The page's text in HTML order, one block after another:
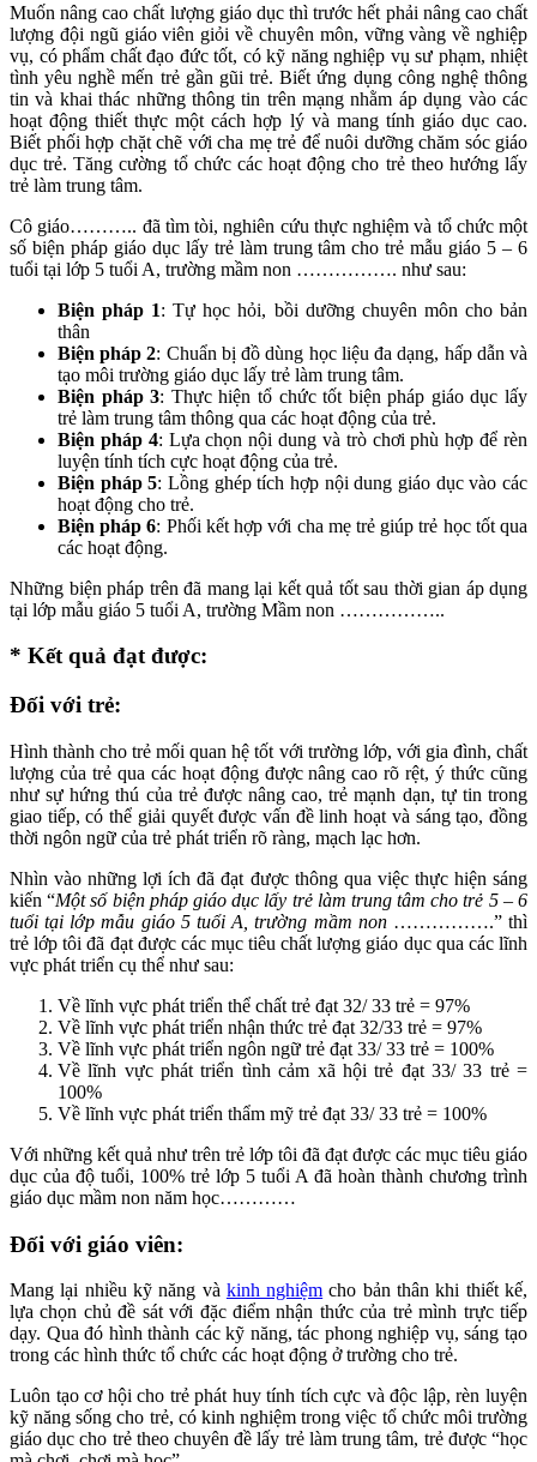
Muốn nâng cao chất lượng giáo dục thì trước hết phải nâng cao chất
lượng đội ngũ giáo viên giỏi về chuyên môn, vững vàng về nghiệp
vụ, có phẩm chất đạo đức tốt, có kỹ năng nghiệp vụ sư phạm, nhiệt
tình yêu nghề mến trẻ gần gũi trẻ. Biết ứng dụng công nghệ thông
tin và khai thác những thông tin trên mạng nhằm áp dụng vào các
hoạt động thiết thực một cách hợp lý và mang tính giáo dục cao.
Biết phối hợp chặt chẽ với cha mẹ trẻ để nuôi dưỡng chăm sóc giáo
dục trẻ. Tăng cường tổ chức các hoạt động cho trẻ theo hướng lấy
trẻ làm trung tâm.
Cô giáo……….. đã tìm tòi, nghiên cứu thực nghiệm và tổ chức một
số biện pháp giáo dục lấy trẻ làm trung tâm cho trẻ mẫu giáo 5 – 6
tuổi tại lớp 5 tuổi A, trường mầm non ……………. như sau:
Biện pháp 1: Tự học hỏi, bồi dưỡng chuyên môn cho bản
thân
Biện pháp 2: Chuẩn bị đồ dùng học liệu đa dạng, hấp dẫn và
tạo môi trường giáo dục lấy trẻ làm trung tâm.
Biện pháp 3: Thực hiện tổ chức tốt biện pháp giáo dục lấy
trẻ làm trung tâm thông qua các hoạt động của trẻ.
Biện pháp 4: Lựa chọn nội dung và trò chơi phù hợp để rèn
luyện tính tích cực hoạt động của trẻ.
Biện pháp 5: Lồng ghép tích hợp nội dung giáo dục vào các
hoạt động cho trẻ.
Biện pháp 6: Phối kết hợp với cha mẹ trẻ giúp trẻ học tốt qua
các hoạt động.
Những biện pháp trên đã mang lại kết quả tốt sau thời gian áp dụng
tại lớp mẫu giáo 5 tuổi A, trường Mầm non ……………..
* Kết quả đạt được:
Đối với trẻ:
Hình thành cho trẻ mối quan hệ tốt với trường lớp, với gia đình, chất
lượng của trẻ qua các hoạt động được nâng cao rõ rệt, ý thức cũng
như sự hứng thú của trẻ được nâng cao, trẻ mạnh dạn, tự tin trong
giao tiếp, có thể giải quyết được vấn đề linh hoạt và sáng tạo, đồng
thời ngôn ngữ của trẻ phát triển rõ ràng, mạch lạc hơn.
Nhìn vào những lợi ích đã đạt được thông qua việc thực hiện sáng
kiến “Một số biện pháp giáo dục lấy trẻ làm trung tâm cho trẻ 5 – 6
tuổi tại lớp mẫu giáo 5 tuổi A, trường mầm non…………….” thì
trẻ lớp tôi đã đạt được các mục tiêu chất lượng giáo dục qua các lĩnh
vực phát triển cụ thể như sau:
Về lĩnh vực phát triển thể chất trẻ đạt 32/ 33 trẻ = 97%
Về lĩnh vực phát triển nhận thức trẻ đạt 32/33 trẻ = 97%
Về lĩnh vực phát triển ngôn ngữ trẻ đạt 33/ 33 trẻ = 100%
Về lĩnh vực phát triển tình cảm xã hội trẻ đạt 33/ 33 trẻ =
100%
Về lĩnh vực phát triển thẩm mỹ trẻ đạt 33/ 33 trẻ = 100%
Với những kết quả như trên trẻ lớp tôi đã đạt được các mục tiêu giáo
dục của độ tuổi, 100% trẻ lớp 5 tuổi A đã hoàn thành chương trình
giáo dục mầm non năm học…………
Đối với giáo viên:
Mang lại nhiều kỹ năng và kinh nghiệm cho bản thân khi thiết kế,
lựa chọn chủ đề sát với đặc điểm nhận thức của trẻ mình trực tiếp
dạy. Qua đó hình thành các kỹ năng, tác phong nghiệp vụ, sáng tạo
trong các hình thức tổ chức các hoạt động ở trường cho trẻ.
Luôn tạo cơ hội cho trẻ phát huy tính tích cực và độc lập, rèn luyện
kỹ năng sống cho trẻ, có kinh nghiệm trong việc tổ chức môi trường
giáo dục cho trẻ theo chuyên đề lấy trẻ làm trung tâm, trẻ được “học